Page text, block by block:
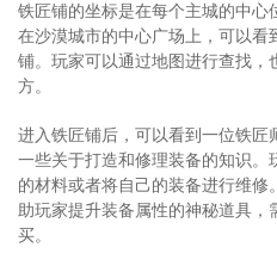
铁匠铺的坐标是在每个主城的中心
在沙漠城市的中心广场上，可以看
铺。玩家可以通过地图进行查找，
方。
进入铁匠铺后，可以看到一位铁匠
一些关于打造和修理装备的知识
的材料或者将自己的装备进行维
助玩家提升装备属性的神秘道具
买。